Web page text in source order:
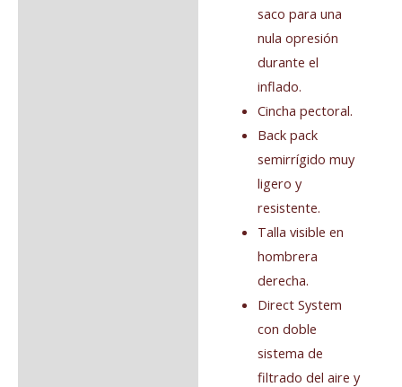
saco para una
nula opresión
durante el
inflado.
Cincha pectoral.
Back pack
semirrígido muy
ligero y
resistente.
Talla visible en
hombrera
derecha.
Direct System
con doble
sistema de
filtrado del aire y